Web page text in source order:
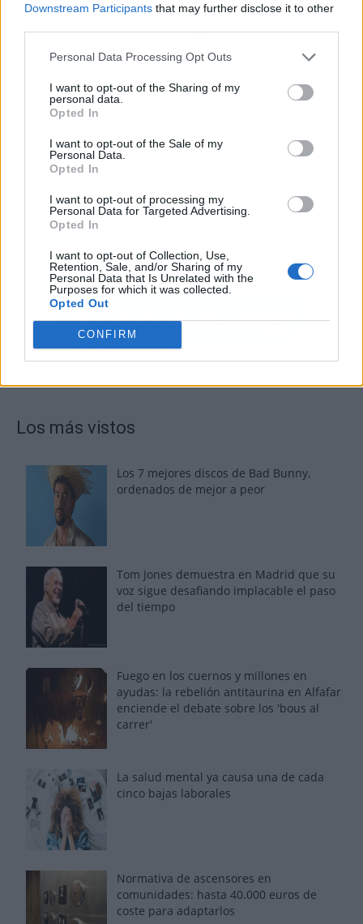
Downstream Participants that may further disclose it to other
Personal Data Processing Opt Outs
I want to opt-out of the Sharing of my
personal data.
Opted In
I want to opt-out of the Sale of my
Personal Data.
Opted In
I want to opt-out of processing my
Personal Data for Targeted Advertising.
Opted In
I want to opt-out of Collection, Use,
Retention, Sale, and/or Sharing of my
Personal Data that Is Unrelated with the
Purposes for which it was collected.
Opted Out
CONFIRM
Publicidad
Los más vistos
Los 7 mejores discos de Bad Bunny,
ordenados de mejor a peor
Tom Jones demuestra en Madrid que su
voz sigue desafiando implacable el paso
del tiempo
Fuego en los cuernos y millones en
ayudas: la rebelión antitaurina en Alfafar
enciende el debate sobre los 'bous al
carrer'
La salud mental ya causa una de cada
cinco bajas laborales
Normativa de ascensores en
comunidades: hasta 40.000 euros de
coste para adaptarlos